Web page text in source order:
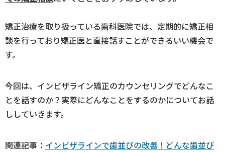
矯正治療を取り扱っている歯科医院では、定期的に矯正相
談を行っており矯正医と直接話すことができるいい機会で
す。
今回は、インビザライン矯正のカウンセリングでどんなこ
とを話すのか？実際にどんなことをするのかについてお話
ししていきます。
関連記事： インビザラインで歯並びの改善！どんな歯並び